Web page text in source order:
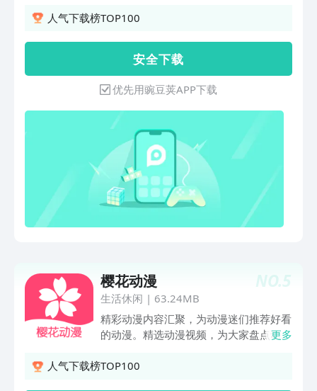
为大家解答，并有持续好礼相送！官方
QQ群：527288510。
杀！《屌丝女士》系列B站持续热播中！
面一波接一波笑到停不下来！《心间错》
朱正廷怀揣半心，意外邂逅千年灵柳哈妮
克孜，奇案迭起，精怪横行！全网独播
中！《小谢尔顿》全系列B站精彩上线！
是什么模样？《万物生灵》系列B站持续
热播中！乡村兽医治愈生灵，沉浸式感受
温馨田园时光！《神秘博士》全系列B站
持续热播中！看博士携手克拉拉迎接全新
时空冒险！【纪录片】搜“暑假纪录片推
荐”获取100部小学生必看片单～《闪闪
的儿科医生4》全网独播，山城英豪守护
童年！《地球·劫后重生》聚焦多次灾难
线》《天网》系列看各种刑事案件侦破过
程！《荒野独居》系列全网独播！单挑荒
野赢大奖！【综艺】《国乐无双》每周六
20:05，经典歌曲全新改编，唱将集结，
共赴国乐佳约！《天赐的声音 第七季》
出，实力歌手组队竞演！《探宝说创团》
往前冲的动力，未来我们会更加努力！我
AcFun！-丰富有趣的直播： 慢直播！
VUP直播！我们都有！有趣的UP主，友
好的直播氛围，才华横溢的虚拟偶像，精
彩不断！-友好的社区氛围：这里的弹幕
文化那是出了名的好，一边看剧一边刷弹
幕，其乐无穷！-还有更精彩的内容：---
热门动画番剧 ：《冰上的尤里》、《佐
贺偶像是传奇》等等国漫日漫美漫版权动
画！---前沿科技新鲜实事：科技制造、国
防军事、汽车资讯、手办模玩，都是硬核
技术宅们的聚集区；更有鱼塘包罗万象，
好看的舞蹈区小姐姐、好听的音乐歌曲等
你发现~ 如果您有功能建议或者遇到使用
问题，可以通过以下方式联系我们：官方
邮箱：ac-support@kuaishou.com；官
方微博：AcFun弹幕视频网
人气下载榜TOP100
安 全 下 载
优先用豌豆荚APP下载
NO.5
樱花动漫
生活休闲 | 63.24MB
精彩动漫内容汇聚，为动漫迷们推荐好看
的动漫。精选动漫视频，为大家盘点动漫
典好看的动漫番剧，不负好时光。趣味猜
更多
人气下载榜TOP100